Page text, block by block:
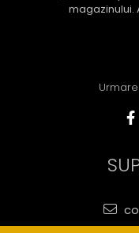
magazinului.